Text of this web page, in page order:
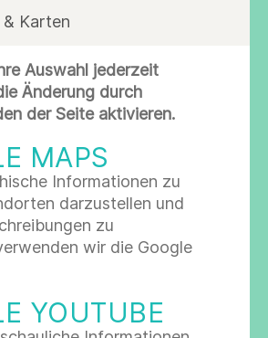
aber auch bei
von
Anämien.
um die Uhr von Fachpersonal
besetzt ist, können
auch in Notsituationen
Versorgung
Patienten Hilfestellung leisten.
ist die gesamte Großregion
von
Karten
Auswahl jederzeit
Änderung durch
der Seite aktivieren.
MAPS
Informationen zu
darzustellen und
zu
wir die Google
YOUTUBE